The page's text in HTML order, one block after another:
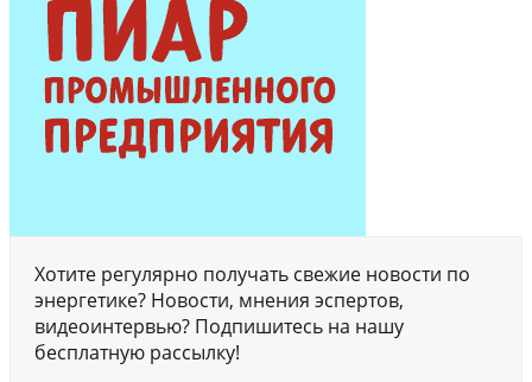
Хотите регулярно получать свежие новости по
энергетике? Новости, мнения эспертов,
видеоинтервью? Подпишитесь на нашу
бесплатную рассылку!